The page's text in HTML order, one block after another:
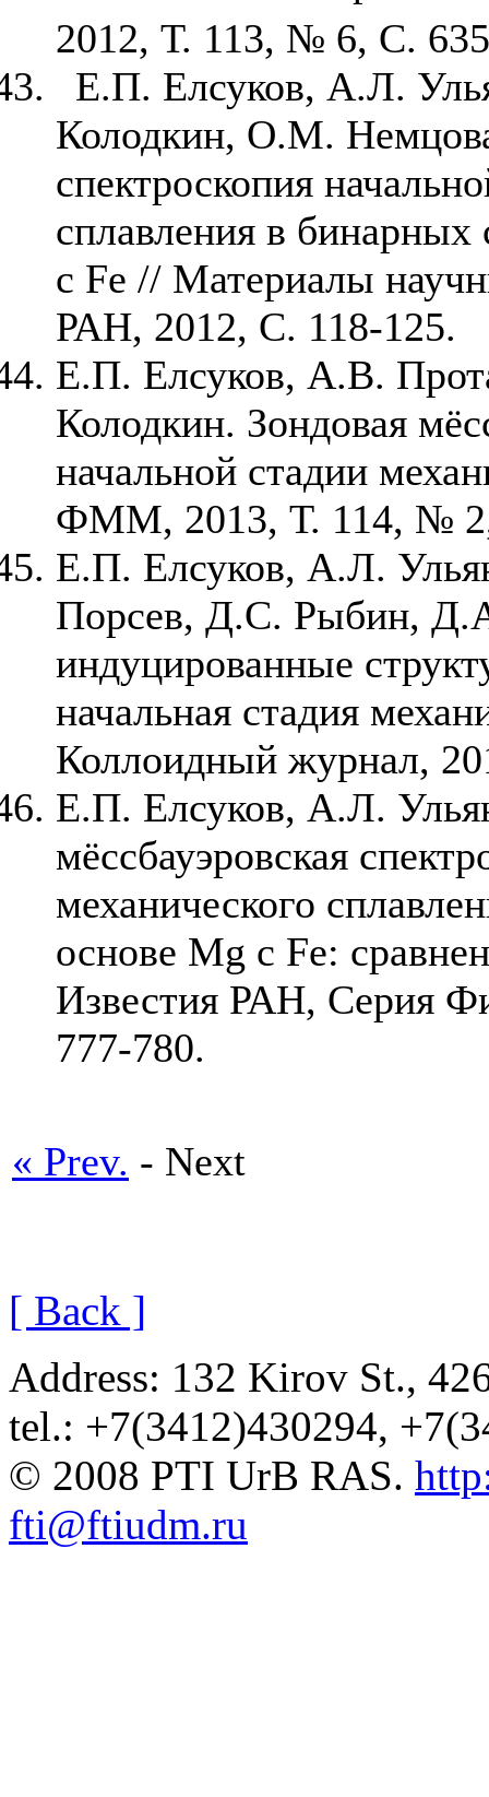
2012, Т. 113, № 6, С.
Е.П. Елсуков, А.Л.
Колодкин, О.М.
спектроскопия
сплавления в
с Fe // Материалы
РАН, 2012, С. 118-125.
Е.П. Елсуков, А.В.
Колодкин. Зондовая
начальной стадии
ФММ, 2013, Т. 114, №
Е.П. Елсуков, А.Л.
Порсев, Д.С. Рыбин,
индуцированные
начальная стадия
Коллоидный журнал,
Е.П. Елсуков, А.Л.
мёссбауэровская
механического
основе Mg с Fe:
Известия РАН, Серия
777-780.
« Prev. - Next
[ Back ]
Address: 132 Kirov St.,
tel.: +7(3412)430294,
© 2008 PTI UrB RAS.
fti@ftiudm.ru